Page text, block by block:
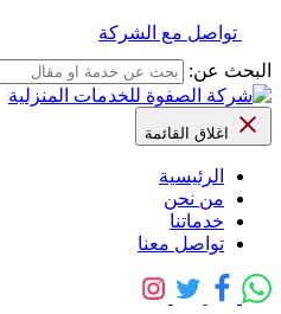
تواصل مع الشركة
البحث عن:
اغلاق القائمة
الرئيسية
من نحن
خدماتنا
تواصل معنا